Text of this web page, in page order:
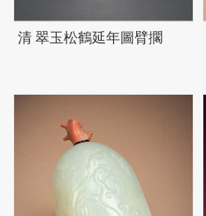
清 翠玉松鶴延年圖臂擱